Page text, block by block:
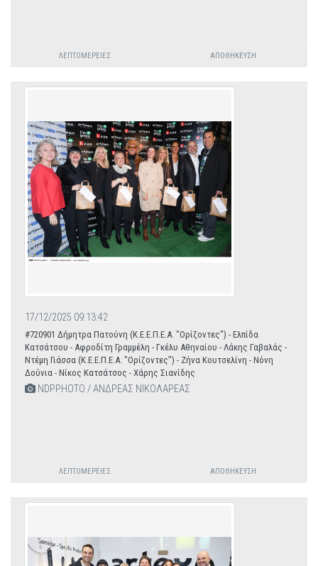
ΛΕΠΤΟΜΈΡΕΙΕΣ ΑΠΟΘΉΚΕΥΣΗ
17/12/2025 09:13:42
#720901 Δήμητρα Πατούνη (Κ.Ε.Ε.Π.Ε.Α. "Ορίζοντες”) - Ελπίδα
Κατσάτσου - Αφροδίτη Γραμμέλη - Γκέλυ Αθηναίου - Λάκης Γαβαλάς -
Ντέμη Γιάσσα (Κ.Ε.Ε.Π.Ε.Α. "Ορίζοντες”) - Ζήνα Κουτσελίνη - Νόνη
Δούνια - Νίκος Κατσάτσος - Χάρης Σιανίδης
NDPPHOTO / ΑΝΔΡΕΑΣ ΝΙΚΟΛΑΡΕΑΣ
ΛΕΠΤΟΜΈΡΕΙΕΣ ΑΠΟΘΉΚΕΥΣΗ